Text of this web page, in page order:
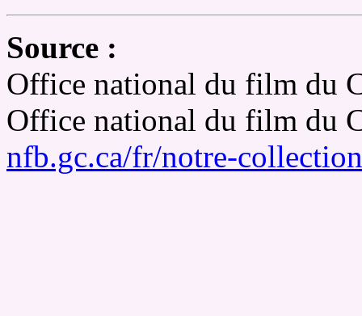
Source :
Office national du film du
Office national du film du
nfb.gc.ca/fr/notre-